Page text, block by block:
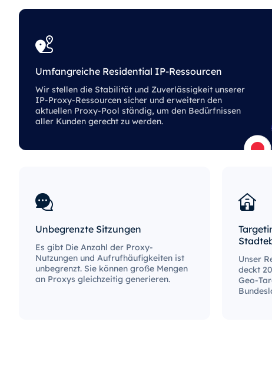
Umfangreiche Residential IP-Ressourcen
Wir stellen die Stabilität und Zuverlässigkeit unserer
IP-Proxy-Ressourcen sicher und erweitern den
aktuellen Proxy-Pool ständig, um den Bedürfnissen
aller Kunden gerecht zu werden.
Unbegrenzte Sitzungen
Es gibt Die Anzahl der Proxy-
Nutzungen und Aufrufhäufigkeiten ist
unbegrenzt. Sie können große Mengen
an Proxys gleichzeitig generieren.
Unser
deckt
Geo-